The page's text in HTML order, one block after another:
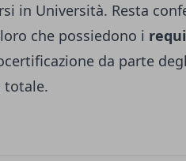
in Università. Resta
che possiedono i
da parte
totale.